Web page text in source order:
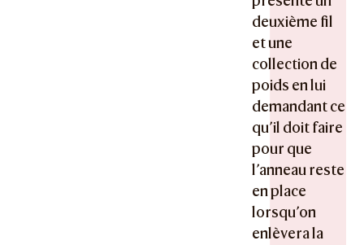
deuxième fil
et une
collection de
poids en lui
demandant ce
qu’il doit faire
pour que
l’anneau reste
en place
lorsqu’on
enlèvera la